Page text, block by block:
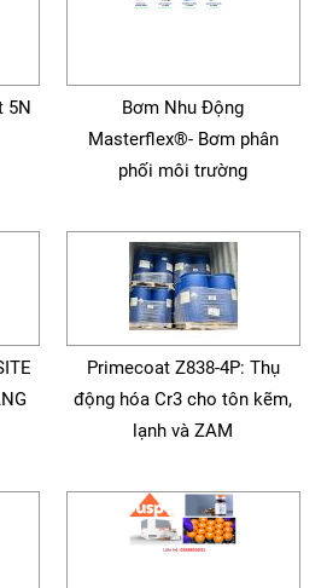
5N
Bơm Nhu Động
Masterflex®- Bơm phân
phối môi trường
Primecoat Z838-4P: Thụ
động hóa Cr3 cho tôn kẽm,
lạnh và ZAM